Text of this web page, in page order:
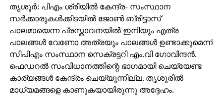
തൃശൂർ: പിഎം ശ്രീയില്‍ കേന്ദ്ര- സംസ്ഥാന
സര്‍ക്കാരുകള്‍ക്കിടയില്‍ ജോണ്‍ ബ്രിട്ടാസ്
പാലമായെന്ന പ്രസ്താവനയില്‍ ഇനിയും എത്ര
പാലങ്ങള്‍ വേണോ അത്രയും പാലങ്ങള്‍ ഉണ്ടാക്കുമെന്ന്
സിപിഎം സംസ്ഥാന സെക്രട്ടറി എം.വി ഗോവിന്ദന്‍.
ഫെഡറല്‍ സംവിധാനത്തിന്റെ ഭാഗമായി ചെയ്യേണ്ട
കാര്യങ്ങള്‍ കേന്ദ്രം ചെയ്യുന്നില്ല. തൃശൂരില്‍
മാധ്യമങ്ങളെ കാണുകയായിരുന്നു അദ്ദേഹം.